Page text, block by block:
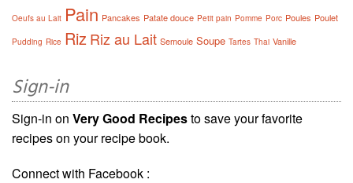
Oeufs au Lait Pain Pancakes Patate douce Petit pain Pomme Porc Poules Poulet
Pudding Rice Riz Riz au Lait Semoule Soupe Tartes Thai Vanille
Sign-in
Sign-in on Very Good Recipesto save your favorite
recipes on your recipe book.
Connect with Facebook :